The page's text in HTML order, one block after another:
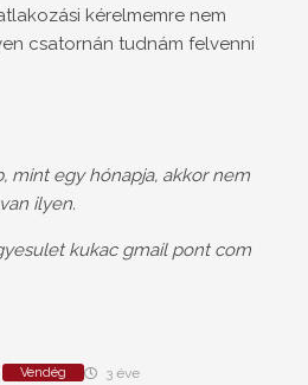
kérelmemre nem
csatornán tudnám felvenni
mint egy hónapja, akkor nem
ilyen.
kukac gmail pont com
Vendég 3 éve